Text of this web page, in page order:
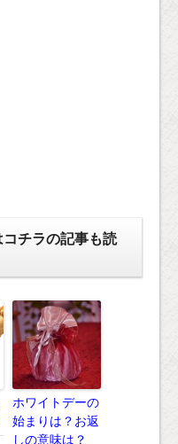
チラの記事も読
ホワイトデーの
始まりは？お返
しの意味は？